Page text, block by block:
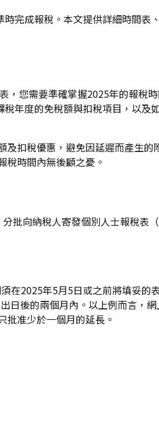
完成報稅。本文提供詳細時間表
您需要準確掌握2025年的報稅
年度的免稅額與扣稅項目，以及
扣稅優惠，避免因延遲而產生
稅時間內無後顧之憂。
批向納稅人寄發個別人士報稅表
在2025年5月5日或之前將填妥的
日後的兩個月內。以上例而言，
准少於一個月的延長。